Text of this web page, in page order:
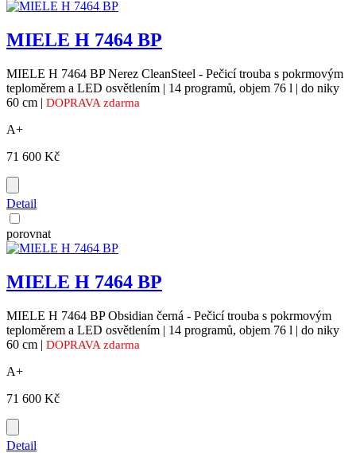
MIELE H 7464 BP
MIELE H 7464 BP Nerez CleanSteel - Pečicí trouba s pokrmovým
teploměrem a LED osvětlením | 14 programů, objem 76 l | do niky
60 cm | DOPRAVA zdarma
A+
71 600 Kč
Detail
porovnat
MIELE H 7464 BP
MIELE H 7464 BP Obsidian černá - Pečicí trouba s pokrmovým
teploměrem a LED osvětlením | 14 programů, objem 76 l | do niky
60 cm | DOPRAVA zdarma
A+
71 600 Kč
Detail